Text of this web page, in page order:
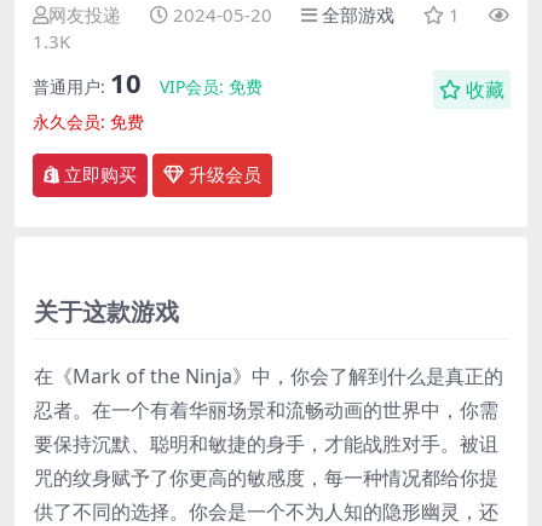
网友投递 2024-05-20 全部游戏
1
1.3K
普通用户: 10 VIP会员: 免费
永久会员: 免费
收藏
立即购买 升级会员
关于这款游戏
在《Mark of the Ninja》中，你会了解到什么是真正的
忍者。在一个有着华丽场景和流畅动画的世界中，你需
要保持沉默、聪明和敏捷的身手，才能战胜对手。被诅
咒的纹身赋予了你更高的敏感度，每一种情况都给你提
供了不同的选择。你会是一个不为人知的隐形幽灵，还